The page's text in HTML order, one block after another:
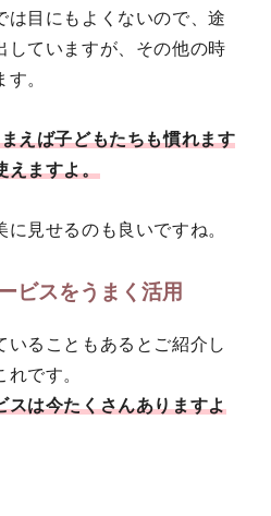
は目にもよくないので、途
していますが、その他の時
。
えば子どもたちも慣れます
えますよ。
見せるのも良いですね。
ビスをうまく活用
いることもあるとご紹介し
です。
スは今たくさんありますよ